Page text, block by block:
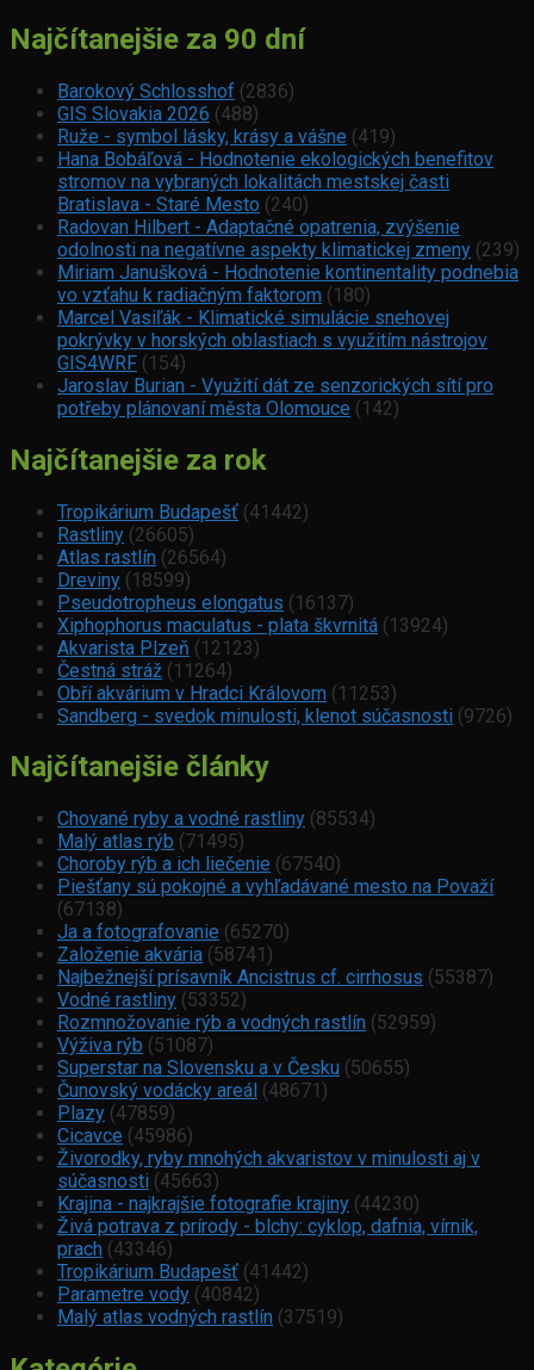
Najčítanejšie za 90 dní
Barokový Schlosshof (2836)
GIS Slovakia 2026 (488)
Ruže - symbol lásky, krásy a vášne (419)
Hana Bobáľová - Hodnotenie ekologických benefitov
stromov na vybraných lokalitách mestskej časti
Bratislava - Staré Mesto (240)
Radovan Hilbert - Adaptačné opatrenia, zvýšenie
odolnosti na negatívne aspekty klimatickej zmeny (239)
Miriam Janušková - Hodnotenie kontinentality podnebia
vo vzťahu k radiačným faktorom (180)
Marcel Vasiľák - Klimatické simulácie snehovej
pokrývky v horských oblastiach s využitím nástrojov
GIS4WRF (154)
Jaroslav Burian - Využití dát ze senzorických sítí pro
potřeby plánovaní města Olomouce (142)
Najčítanejšie za rok
Tropikárium Budapešť (41442)
Rastliny (26605)
Atlas rastlín (26564)
Dreviny (18599)
Pseudotropheus elongatus (16137)
Xiphophorus maculatus - plata škvrnitá (13924)
Akvarista Plzeň (12123)
Čestná stráž (11264)
Obří akvárium v Hradci Královom (11253)
Sandberg - svedok minulosti, klenot súčasnosti (9726)
Najčítanejšie články
Chované ryby a vodné rastliny (85534)
Malý atlas rýb (71495)
Choroby rýb a ich liečenie (67540)
Piešťany sú pokojné a vyhľadávané mesto na Považí
(67138)
Ja a fotografovanie (65270)
Založenie akvária (58741)
Najbežnejší prísavník Ancistrus cf. cirrhosus (55387)
Vodné rastliny (53352)
Rozmnožovanie rýb a vodných rastlín (52959)
Výživa rýb (51087)
Superstar na Slovensku a v Česku (50655)
Čunovský vodácky areál (48671)
Plazy (47859)
Cicavce (45986)
Živorodky, ryby mnohých akvaristov v minulosti aj v
súčasnosti (45663)
Krajina - najkrajšie fotografie krajiny (44230)
Živá potrava z prírody - blchy: cyklop, dafnia, vírnik,
prach (43346)
Tropikárium Budapešť (41442)
Parametre vody (40842)
Malý atlas vodných rastlín (37519)